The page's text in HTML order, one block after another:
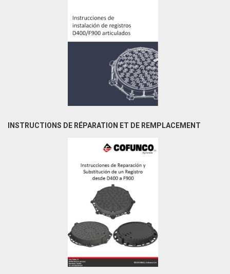
INSTRUCTIONS DE RÉPARATION ET DE REMPLACEMENT